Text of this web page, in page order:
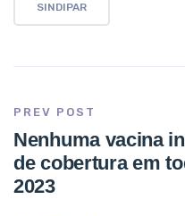
SINDIPAR
PREV POST
Nenhuma vacina
de cobertura em
2023